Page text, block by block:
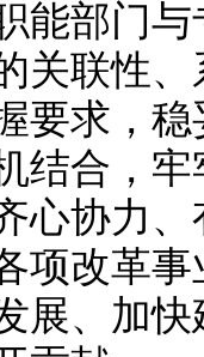
能部门
关联性
要求，
结合，
心协力
项改革
展、加